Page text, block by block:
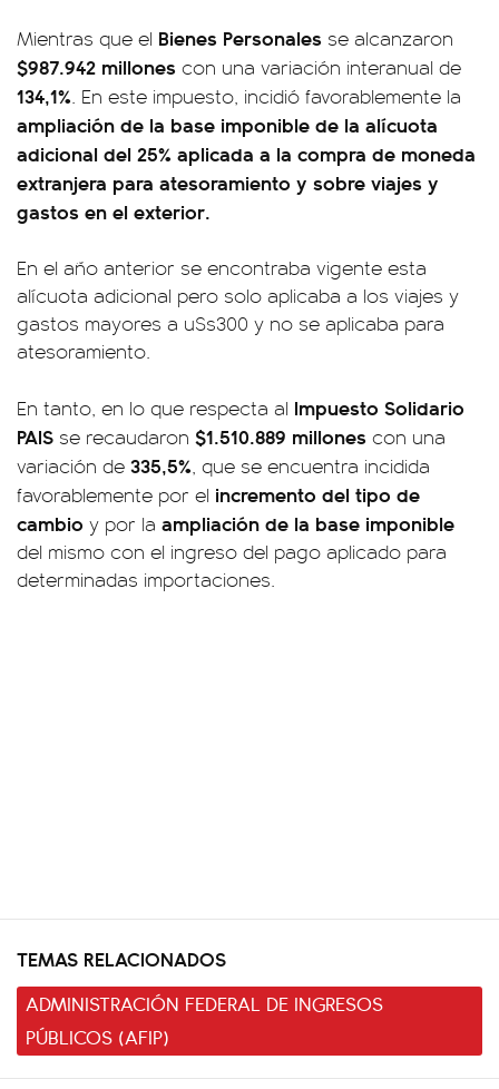
Mientras que el Bienes Personales se alcanzaron
$987.942 millones con una variación interanual de
134,1%. En este impuesto, incidió favorablemente la
ampliación de la base imponible de la alícuota
adicional del 25% aplicada a la compra de moneda
extranjera para atesoramiento y sobre viajes y
gastos en el exterior.
En el año anterior se encontraba vigente esta
alícuota adicional pero solo aplicaba a los viajes y
gastos mayores a u$s300 y no se aplicaba para
atesoramiento.
En tanto, en lo que respecta al Impuesto Solidario
PAIS se recaudaron $1.510.889 millones con una
variación de 335,5%, que se encuentra incidida
favorablemente por el incremento del tipo de
cambio y por la ampliación de la base imponible
del mismo con el ingreso del pago aplicado para
determinadas importaciones.
TEMAS RELACIONADOS
ADMINISTRACIÓN FEDERAL DE INGRESOS
PÚBLICOS (AFIP)